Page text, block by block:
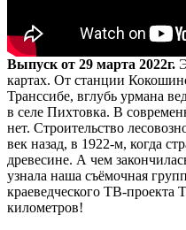
Выпуск от 29 марта 2022г.
картах. От станции
Транссибе, вглубь урмана
в селе Пихтовка. В
нет. Строительство
век назад, в 1922-м, когда
древесине. А чем
узнала наша съёмочная
краеведческого ТВ-
километров!